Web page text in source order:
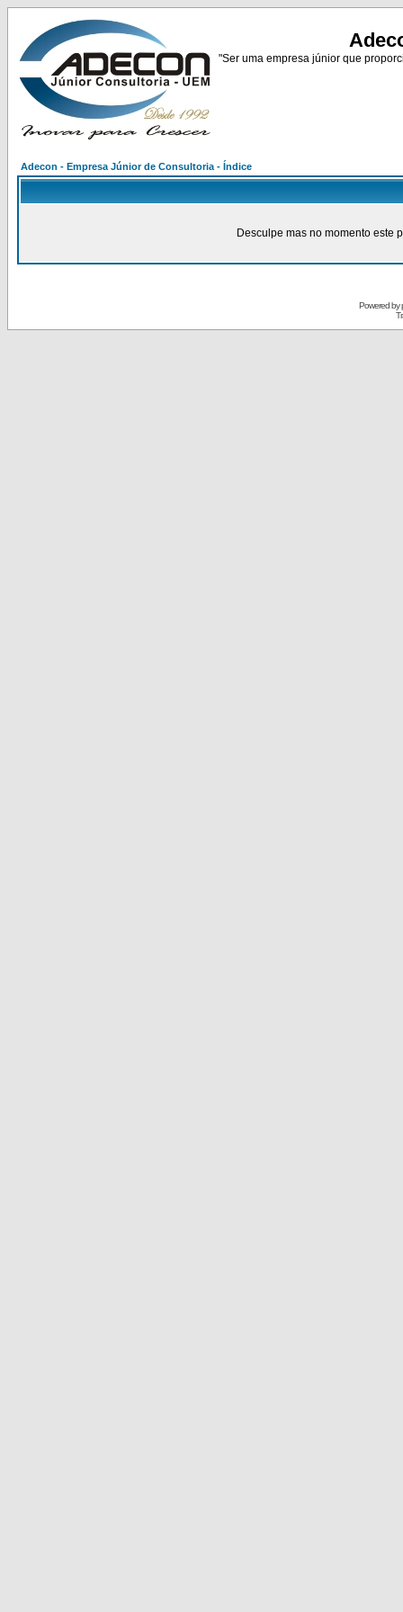
"Ser uma empresa júnior que
Adecon - Empresa Júnior de Consultoria - Índice
Desculpe mas no momento este
Powered by